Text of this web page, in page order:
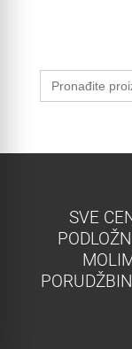
Search
for:
SVE